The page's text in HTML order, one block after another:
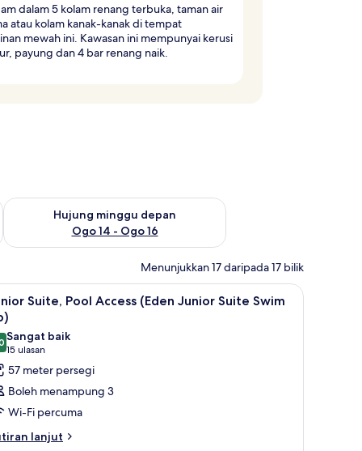
dalam 5 kolam renang terbuka, taman air
atau kolam kanak-kanak di tempat
mewah ini. Kawasan ini mempunyai kerusi
payung dan 4 bar renang naik.
ini Ogo 7 - Ogo 9
Hujung minggu depan
Ogo 14 - Ogo 16
Semak ketersediaan untuk hujung minggu depan Ogo 14 -
Menunjukkan 17 daripada 17 bilik
Wi-fi percuma, cadar katil Bar mini percuma, peti besi dalam bilik, Wi-fi
3
Suite, Pool Access (Eden Junior Suite Swim
daripada 10
Sangat baik
15 ulasan
(15
ulasan)
57 meter persegi
Boleh menampung 3
Wi-Fi percuma
lanjut